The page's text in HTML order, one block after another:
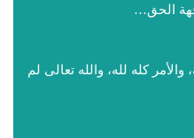
الحق…
كله لله، والله تعالى لم